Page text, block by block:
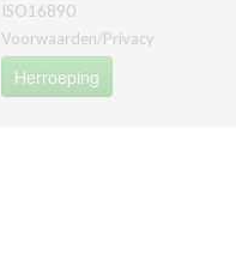
ISO16890
Voorwaarden/Privacy
Herroeping